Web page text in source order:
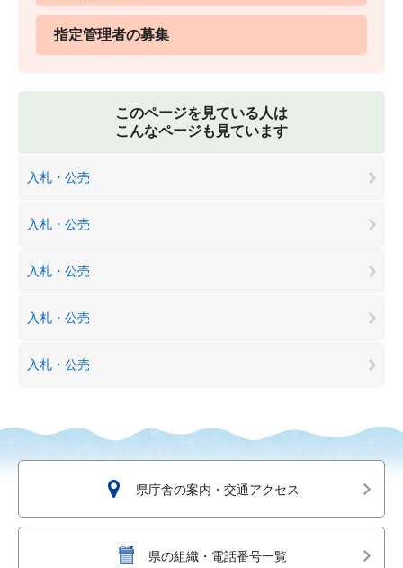
指定管理者の募集
このページを見ている人は
こんなページも見ています
入札・公売
入札・公売
入札・公売
入札・公売
入札・公売
県庁舎の案内・交通アクセス
県の組織・電話番号一覧